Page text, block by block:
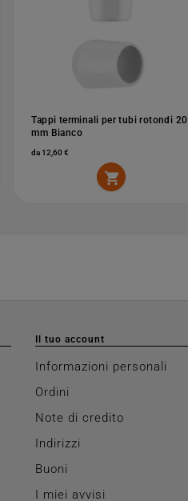
Tappi terminali per tubi rotondi 20
mm Bianco
da 12,60 €

Il tuo account
Informazioni personali
Ordini
Note di credito
Indirizzi
Buoni
I miei avvisi